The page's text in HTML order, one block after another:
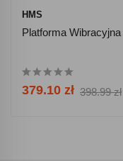
HMS
Platforma
379.10 zł 398.99 zł